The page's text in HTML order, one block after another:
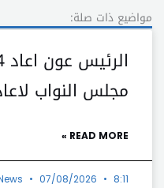
مواضيع ذات صلة:
مجلس النواب
READ MORE »
07/08/2026 8:11 م